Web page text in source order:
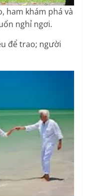
ham khám phá và
nghỉ ngơi.
để trao; người